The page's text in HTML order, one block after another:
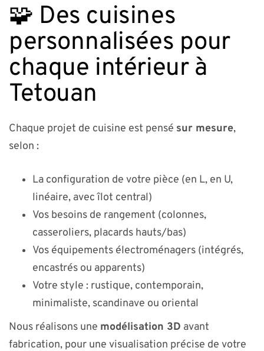
🧩 Des cuisines
personnalisées pour
chaque intérieur à
Tetouan
Chaque projet de cuisine est pensé sur mesure,
selon :
La configuration de votre pièce (en L, en U,
linéaire, avec îlot central)
Vos besoins de rangement (colonnes,
casseroliers, placards hauts/bas)
Vos équipements électroménagers (intégrés,
encastrés ou apparents)
Votre style : rustique, contemporain,
minimaliste, scandinave ou oriental
Nous réalisons une modélisation 3D avant
fabrication, pour une visualisation précise de votre